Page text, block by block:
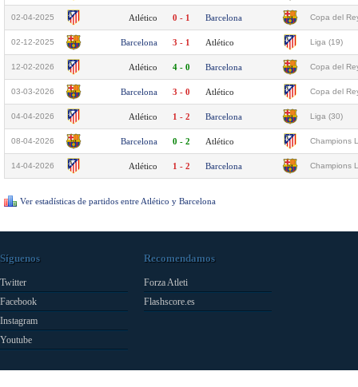
02-04-2025 Atlético 0 - 1 Barcelona Copa del
02-12-2025 Barcelona 3 - 1 Atlético Liga (19)
12-02-2026 Atlético 4 - 0 Barcelona Copa del
03-03-2026 Barcelona 3 - 0 Atlético Copa del
04-04-2026 Atlético 1 - 2 Barcelona Liga (30)
08-04-2026 Barcelona 0 - 2 Atlético Champions
14-04-2026 Atlético 1 - 2 Barcelona Champions
Ver estadísticas de partidos entre Atlético y Barcelona
Síguenos
Twitter
Facebook
Instagram
Youtube
Recomendamos
Forza Atleti
Flashscore.es